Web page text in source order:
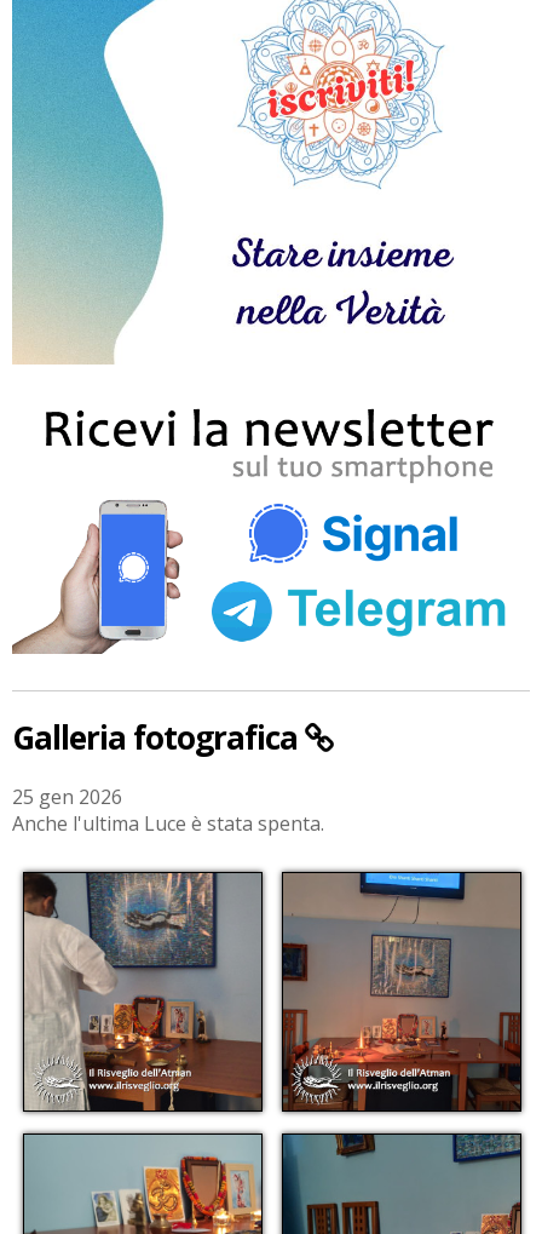
Galleria fotografica
25 gen 2026
Anche l'ultima Luce è stata spenta.